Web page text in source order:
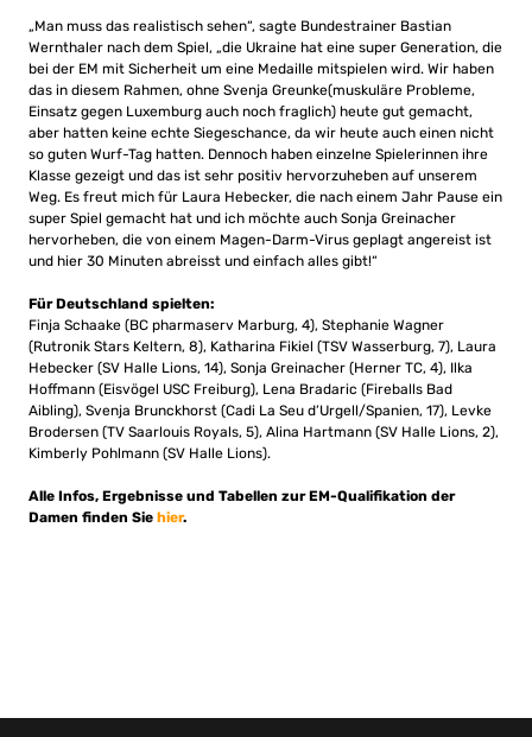
„Man muss das realistisch sehen“, sagte Bundestrainer Bastian
Wernthaler nach dem Spiel, „die Ukraine hat eine super Generation, die
bei der EM mit Sicherheit um eine Medaille mitspielen wird. Wir haben
das in diesem Rahmen, ohne Svenja Greunke(muskuläre Probleme,
Einsatz gegen Luxemburg auch noch fraglich) heute gut gemacht,
aber hatten keine echte Siegeschance, da wir heute auch einen nicht
so guten Wurf-Tag hatten. Dennoch haben einzelne Spielerinnen ihre
Klasse gezeigt und das ist sehr positiv hervorzuheben auf unserem
Weg. Es freut mich für Laura Hebecker, die nach einem Jahr Pause ein
super Spiel gemacht hat und ich möchte auch Sonja Greinacher
hervorheben, die von einem Magen-Darm-Virus geplagt angereist ist
und hier 30 Minuten abreisst und einfach alles gibt!“
Für Deutschland spielten:
Finja Schaake (BC pharmaserv Marburg, 4), Stephanie Wagner
(Rutronik Stars Keltern, 8), Katharina Fikiel (TSV Wasserburg, 7), Laura
Hebecker (SV Halle Lions, 14), Sonja Greinacher (Herner TC, 4), Ilka
Hoffmann (Eisvögel USC Freiburg), Lena Bradaric (Fireballs Bad
Aibling), Svenja Brunckhorst (Cadi La Seu d’Urgell/Spanien, 17), Levke
Brodersen (TV Saarlouis Royals, 5), Alina Hartmann (SV Halle Lions, 2),
Kimberly Pohlmann (SV Halle Lions).
Alle Infos, Ergebnisse und Tabellen zur EM-Qualifikation der
Damen finden Sie hier.